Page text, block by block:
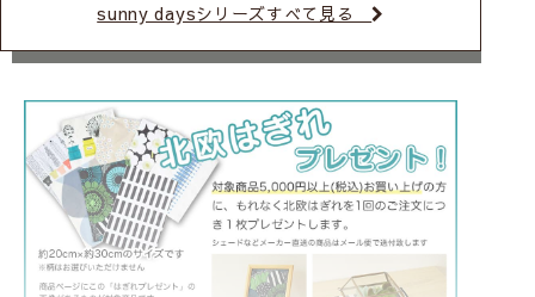
sunny daysシリーズすべて見る